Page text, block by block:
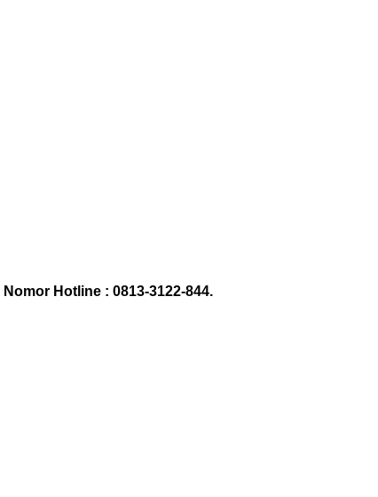
Nomor Hotline : 0813-3122-844.